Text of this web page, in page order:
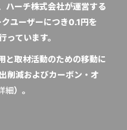
ハーチ株式会社が運営する
ユーザーにつき0.1円を
っています。
と取材活動のための移動に
削減およびカーボン・オ
細）。